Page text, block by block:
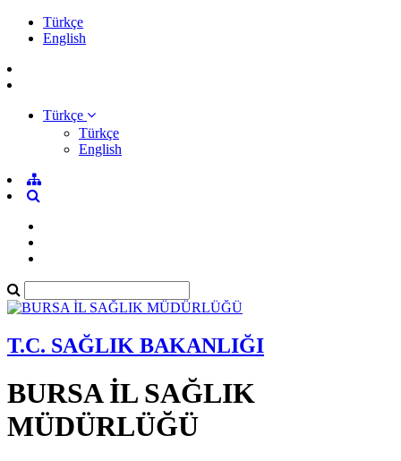
Türkçe
English
Türkçe
Türkçe
English
T.C. SAĞLIK BAKANLIĞI
BURSA İL SAĞLIK
MÜDÜRLÜĞÜ